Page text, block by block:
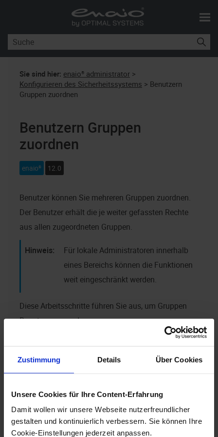
Zustimmung Details Über Cookies
Unsere Cookies für Ihre Content-Erfahrung
Damit wollen wir unsere Webseite nutzerfreundlicher
gestalten und kontinuierlich verbessern. Sie können Ihre
Cookie-Einstellungen jederzeit anpassen.
Skip To Main Content
Sie sind hier: enaio® administrator >
Konfigurieren des Sicherheitssystems > Benutzern
Gruppen zuordnen
Benutzern Gruppen
zuordnen
enaio® 12.0
Benutzer können Sie mehreren Gruppen zuordnen.
Der Benutzer erhält die je weiter gefassten Rechte
aus allen zugeordneten Gruppen.
Für lokale Administratoren innerhalb
eines Bereichs können die Funktionen
weit eingeschränkt werden.
Diese Arbeitsschritte führen Sie aus, um Gruppen
Benutzer zuzuordnen:
Klicken Sie auf die Registerkarte